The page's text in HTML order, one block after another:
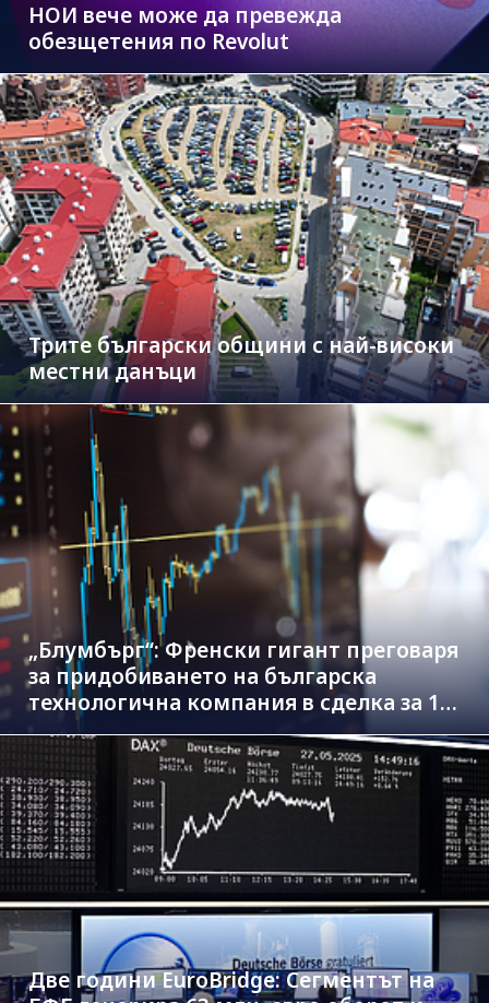
НОИ вече може да превежда
обезщетения по Revolut
Трите български общини с най-високи
местни данъци
„Блумбърг“: Френски гигант преговаря
за придобиването на българска
технологична компания в сделка за 1.3
млрд. евро
Две години EuroBridge: Сегментът на